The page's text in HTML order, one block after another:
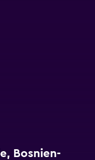
Bosnien-